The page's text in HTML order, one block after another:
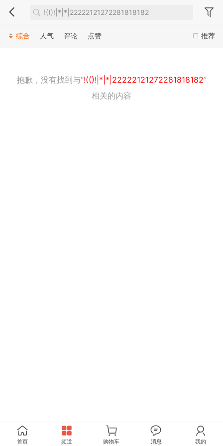
推荐
综合 人气 评论 点赞
抱歉，没有找到与“!(()!|*|*|22222121272281818182”
相关的内容
首页 频道 购物车 消息 我的